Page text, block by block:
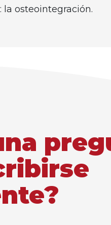
la osteointegración.